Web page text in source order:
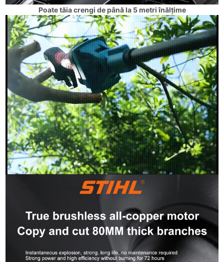
Poate tăia crengi de până la 5 metri înălțime